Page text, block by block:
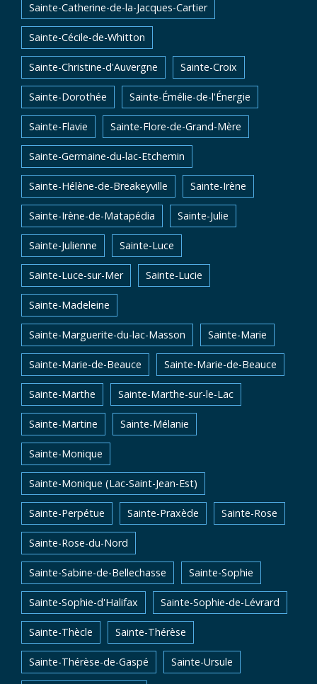
Sainte-Catherine-de-la-Jacques-Cartier
Sainte-Cécile-de-Whitton
Sainte-Christine-d'Auvergne Sainte-Croix
Sainte-Dorothée Sainte-Émélie-de-l'Énergie
Sainte-Flavie Sainte-Flore-de-Grand-Mère
Sainte-Germaine-du-lac-Etchemin
Sainte-Hélène-de-Breakeyville Sainte-Irène
Sainte-Irène-de-Matapédia Sainte-Julie
Sainte-Julienne Sainte-Luce
Sainte-Luce-sur-Mer Sainte-Lucie
Sainte-Madeleine
Sainte-Marguerite-du-lac-Masson Sainte-Marie
Sainte-Marie-de-Beauce Sainte-Marie-de-Beauce
Sainte-Marthe Sainte-Marthe-sur-le-Lac
Sainte-Martine Sainte-Mélanie
Sainte-Monique
Sainte-Monique (Lac-Saint-Jean-Est)
Sainte-Perpétue Sainte-Praxède Sainte-Rose
Sainte-Rose-du-Nord
Sainte-Sabine-de-Bellechasse Sainte-Sophie
Sainte-Sophie-d'Halifax Sainte-Sophie-de-Lévrard
Sainte-Thècle Sainte-Thérèse
Sainte-Thérèse-de-Gaspé Sainte-Ursule